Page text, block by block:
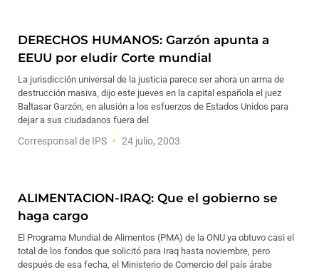
DERECHOS HUMANOS: Garzón apunta a
EEUU por eludir Corte mundial
La jurisdicción universal de la justicia parece ser ahora un arma de
destrucción masiva, dijo este jueves en la capital española el juez
Baltasar Garzón, en alusión a los esfuerzos de Estados Unidos para
dejar a sus ciudadanos fuera del
Corresponsal de IPS 24 julio, 2003
ALIMENTACION-IRAQ: Que el gobierno se
haga cargo
El Programa Mundial de Alimentos (PMA) de la ONU ya obtuvo casi el
total de los fondos que solicitó para Iraq hasta noviembre, pero
después de esa fecha, el Ministerio de Comercio del país árabe